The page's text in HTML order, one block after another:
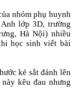
nhóm phụ huynh
lớp 3D, trường
Hà Nội) nhiều
học sinh viết bài
kẻ sắt đánh lên
kêu đau nhưng